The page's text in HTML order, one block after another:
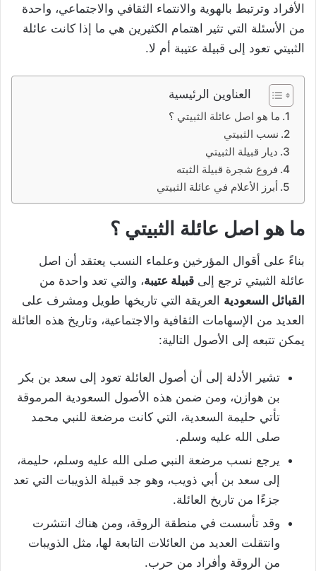
الأفراد وترتبط بالهوية والانتماء الثقافي والاجتماعي، واحدة
من الأسئلة التي تثير اهتمام الكثيرين هي ما إذا كانت عائلة
الثبيتي تعود إلى قبيلة عتيبة أم لا.
العناوين الرئيسية
ما هو اصل عائلة الثبيتي ؟
نسب الثبيتي
ديار قبيلة الثبيتي
فروع شجرة قبيلة الثبته
أبرز الأعلام في عائلة الثبيتي
ما هو اصل عائلة الثبيتي ؟
بناءً على أقوال المؤرخين وعلماء النسب يعتقد أن اصل
عائلة الثبيتي ترجع إلى قبيلة عتيبة، والتي تعد واحدة من
القبائل السعودية العريقة التي تاريخها طويل ومشرف على
العديد من الإسهامات الثقافية والاجتماعية، وتاريخ هذه العائلة
يمكن تتبعه إلى الأصول التالية:
تشير الأدلة إلى أن أصول العائلة تعود إلى سعد بن بكر
بن هوازن، ومن ضمن هذه الأصول السعودية المرموقة
تأتي حليمة السعدية، التي كانت مرضعة للنبي محمد
صلى الله عليه وسلم.
يرجع نسب مرضعة النبي صلى الله عليه وسلم، حليمة،
إلى سعد بن أبي ذويب، وهو جد قبيلة الذويبات التي تعد
جزءًا من تاريخ العائلة.
وقد تأسست في منطقة الروقة، ومن هناك انتشرت
وانتقلت العديد من العائلات التابعة لها، مثل الذويبات
من الروقة وأفراد من حرب.